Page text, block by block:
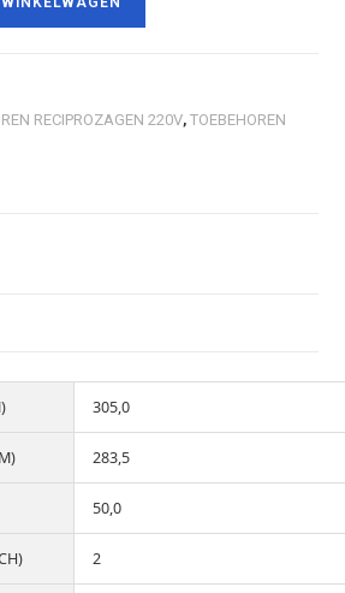
RECIPROZAGEN 220V,TOEBEHOREN
305,0
283,5
50,0
2